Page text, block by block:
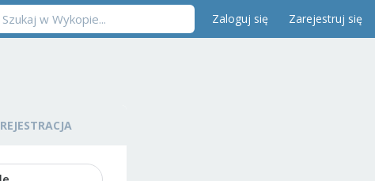
Zaloguj się Zarejestruj się
REJESTRACJA